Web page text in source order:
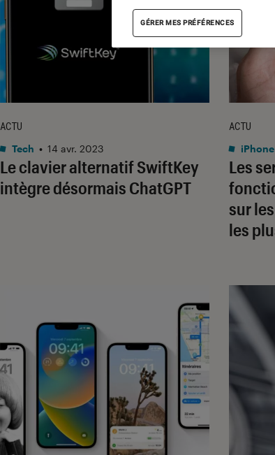
Le clavier alternatif SwiftKey
intègre désormais ChatGPT
ACTU
Tech • 14 avr. 2023
Les
sur
les
ACTU
iPhone
GÉRER MES PRÉFÉRENCES